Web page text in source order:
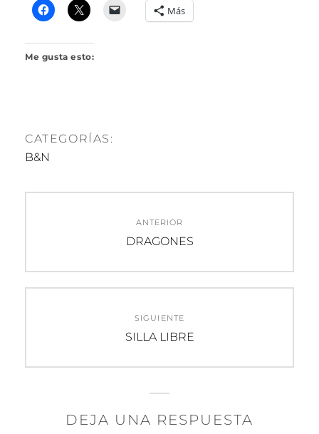
I
Más
Me gusta esto:
CATEGORÍAS:
B&N
entradas
ANTERIOR
Entrada
DRAGONES
SIGUIENTE
Entrada
SILLA LIBRE
DEJA UNA RESPUESTA